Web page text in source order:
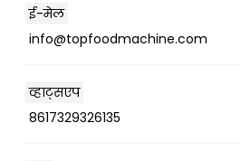
ई-मेल
info@topfoodmachine.com
व्हाट्सएप
8617329326135